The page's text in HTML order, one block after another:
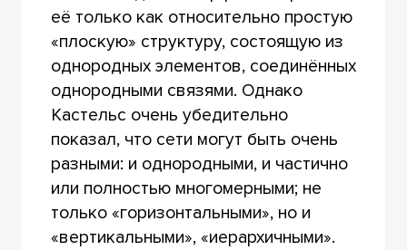
её только как относительно простую
«плоскую» структуру, состоящую из
однородных элементов, соединённых
однородными связями. Однако
Кастельс очень убедительно
показал, что сети могут быть очень
разными: и однородными, и частично
или полностью многомерными; не
только «горизонтальными», но и
«вертикальными», «иерархичными».